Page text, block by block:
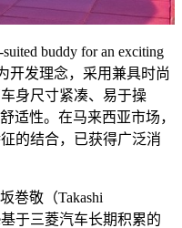
buddy for an exciting
开发理念，采用兼具时尚
身尺寸紧凑、易于操
适性。在马来西亚市场，
的结合，已获得广泛消
巻敬（Takashi
于三菱汽车长期积累的